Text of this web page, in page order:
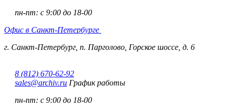
пн-пт: с 9:00 до 18-00
Офис в Санкт-Петербурге
г. Санкт-Петербург, п. Парголово, Горское шоссе, д. 6
8 (812) 670-62-92
sales@archiv.ru График работы
пн-пт: с 9:00 до 18-00